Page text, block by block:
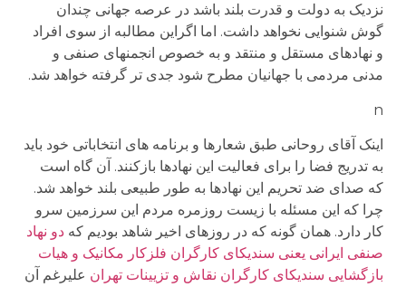
نزدیک به دولت و قدرت بلند باشد در عرصه جهانی چندان
گوش شنوایی نخواهد داشت. اما اگراین مطالبه از سوی افراد
و نهادهای مستقل و منتقد و به خصوص انجمنهای صنفی و
مدنی مردمی با جهانیان مطرح شود جدی تر گرفته خواهد شد.
n
اینک آقای روحانی طبق شعارها و برنامه های انتخاباتی خود باید
به تدریج فضا را برای فعالیت این نهادها بازکنند. آن گاه است
که صدای ضد تحریم این نهادها به طور طبیعی بلند خواهد شد.
چرا که این مسئله با زیست روزمره مردم این سرزمین سرو
کار دارد. همان گونه که در روزهای اخیر شاهد بودیم که دو نهاد
صنفی ایرانی یعنی سندیکای کارگران فلزکار مکانیک و هیات
بازگشایی سندیکای کارگران نقاش و تزیینات تهران علیرغم آن